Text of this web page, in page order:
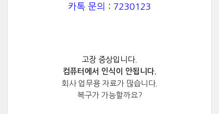
카톡 문의 : 7230123
고장 증상입니다.
컴퓨터에서 인식이 안됩니다.
회사 업무용 자료가 많습니다.
복구가 가능할까요?